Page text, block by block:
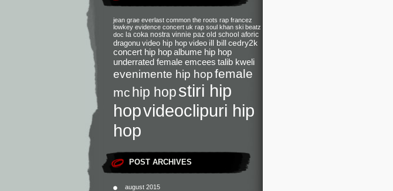
jean grae everlast common the roots rap francez
lowkey evidence concert uk rap soul khan ski beatz
doc la coka nostra vinnie paz old school aforic
dragonu video hip hop video ill bill cedry2k
concert hip hopalbume hip hop
underrated female emcees talib kweli
evenimente hip hopfemale
mc hip hopstiri hip
hopvideoclipuri hip
hop
POST ARCHIVES
august 2015